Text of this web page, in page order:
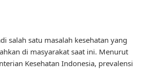
salah satu masalah kesehatan yang
di masyarakat saat ini. Menurut
Kesehatan Indonesia, prevalensi